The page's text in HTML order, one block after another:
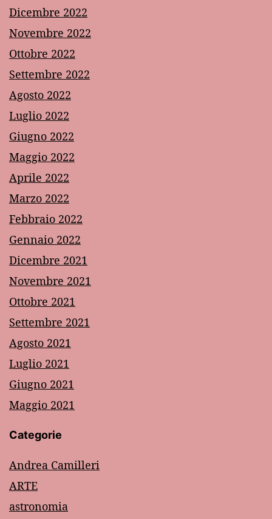
Dicembre 2022
Novembre 2022
Ottobre 2022
Settembre 2022
Agosto 2022
Luglio 2022
Giugno 2022
Maggio 2022
Aprile 2022
Marzo 2022
Febbraio 2022
Gennaio 2022
Dicembre 2021
Novembre 2021
Ottobre 2021
Settembre 2021
Agosto 2021
Luglio 2021
Giugno 2021
Maggio 2021
Categorie
Andrea Camilleri
ARTE
astronomia